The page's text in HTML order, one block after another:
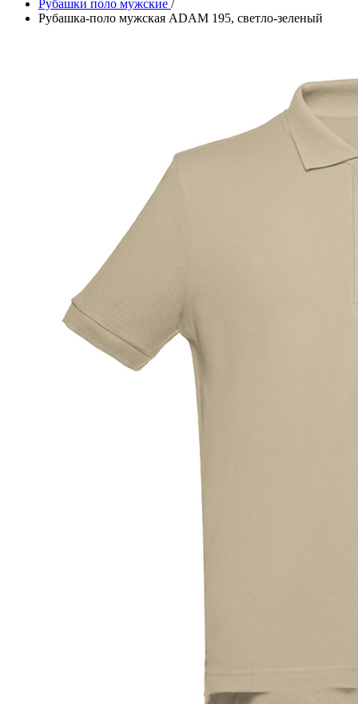
Рубашки поло мужские /
Рубашка-поло мужская ADAM 195, светло-зеленый